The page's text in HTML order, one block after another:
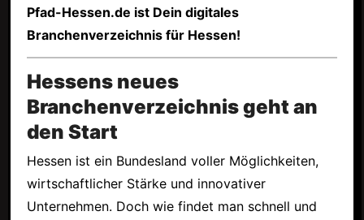
Pfad-Hessen.de ist Dein digitales
Branchenverzeichnis für Hessen!
Hessens neues
Branchenverzeichnis geht an
den Start
Hessen ist ein Bundesland voller Möglichkeiten,
wirtschaftlicher Stärke und innovativer
Unternehmen. Doch wie findet man schnell und